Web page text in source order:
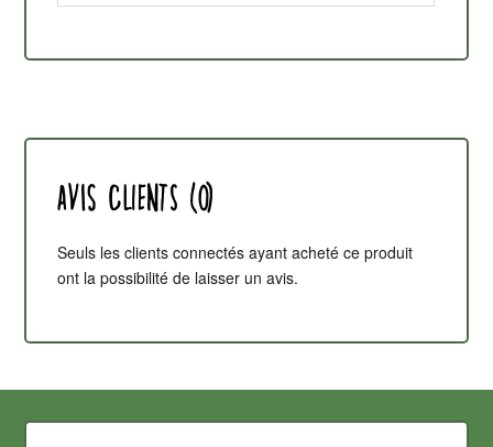
Avis clients (0)
Seuls les clients connectés ayant acheté ce produit
ont la possibilité de laisser un avis.